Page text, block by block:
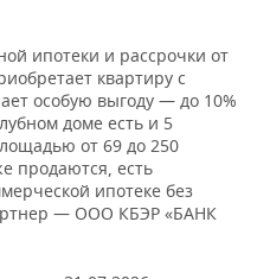
ипотеки и рассрочки от
квартиру с
особую выгоду — до 10%
доме есть и 5
от 69 до 250
продаются, есть
ипотеке без
— ООО КБЭР «БАНК